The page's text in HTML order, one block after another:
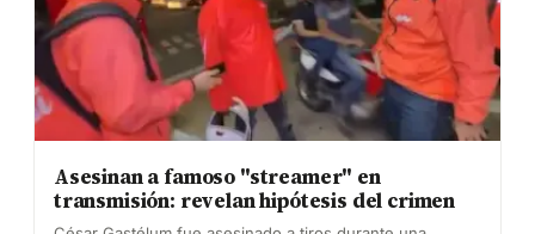
Asesinan a famoso "streamer" en
transmisión: revelan hipótesis del crimen